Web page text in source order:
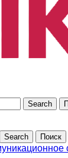
Search
Search Поиск